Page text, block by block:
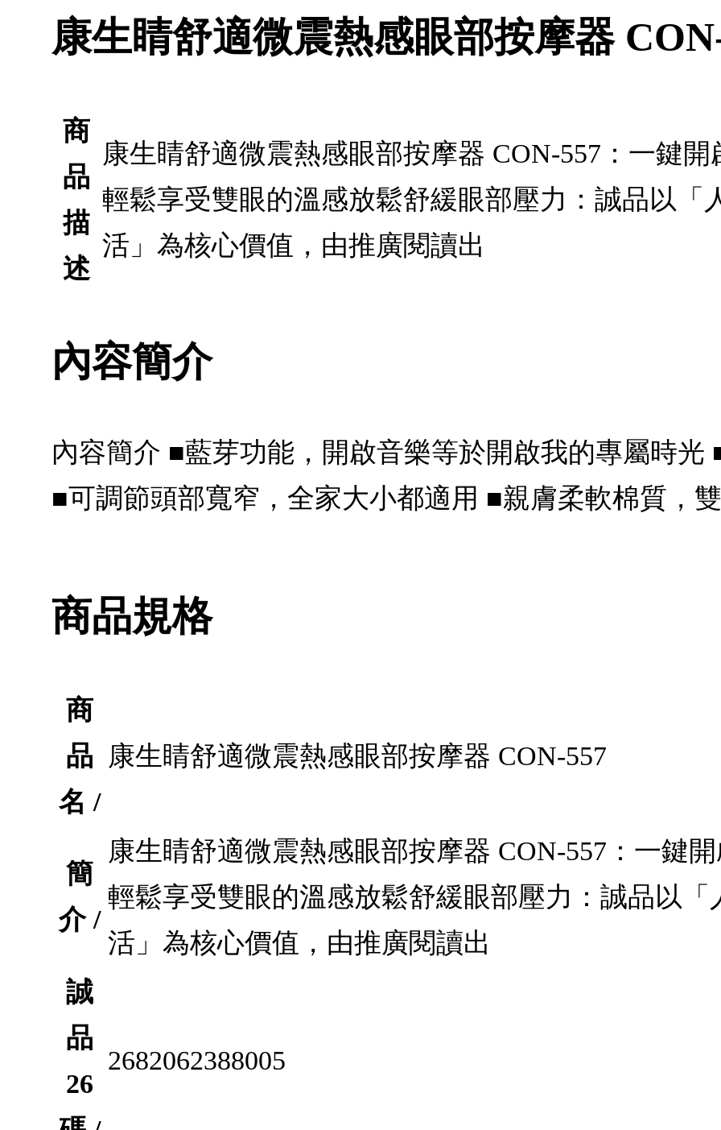
康生睛舒適微震熱感眼部按摩器
商
品
描
述
康生睛舒適微震熱感眼部按摩器 CON-557：一鍵
輕鬆享受雙眼的溫感放鬆舒緩眼部壓力：誠品以「
活」為核心價值，由推廣閱讀出
內容簡介
內容簡介 ■藍芽功能，開啟音樂等於開啟我的專屬時光
■可調節頭部寬窄，全家大小都適用 ■親膚柔軟棉質，
商品規格
商
品
名 /
康生睛舒適微震熱感眼部按摩器 CON-557
簡
介 /
康生睛舒適微震熱感眼部按摩器 CON-557：一鍵
輕鬆享受雙眼的溫感放鬆舒緩眼部壓力：誠品以
活」為核心價值，由推廣閱讀出
誠
品
26
2682062388005